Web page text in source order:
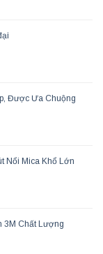
Được Ưa Chuộng
Nổi Mica Khổ Lớn
3M Chất Lượng